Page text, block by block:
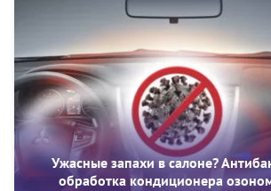
Ужасные запахи в салоне?
обработка кондиционера